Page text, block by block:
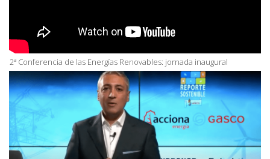
2ª Conferencia de las Energías Renovables: jornada inaugural